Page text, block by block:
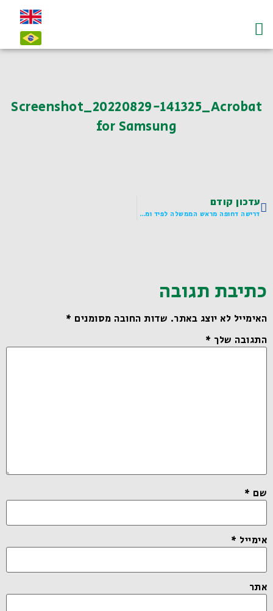
Screenshot_20220829-141325_Acrobat
for Samsung
עדכון קודם
דרישה דחופה מראש הממשלה לפיד ומהשר גנץ להפעלת הרכבת הקלה בשבת
כתיבת תגובה
האימייל לא יוצג באתר. שדות החובה מסומנים *
התגובה שלך *
שם *
אימייל *
אתר